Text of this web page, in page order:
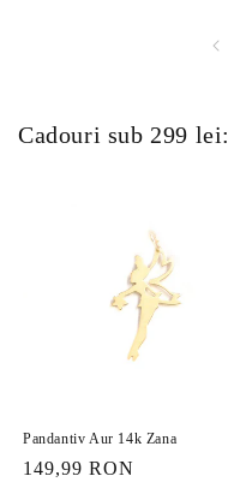
Cadouri sub 299 lei:
Pandantiv Aur 14k Zana
Preț
149,99 RON